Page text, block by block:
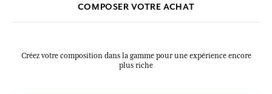
COMPOSER VOTRE ACHAT
Créez votre composition dans la gamme pour une expérience encore
plus riche